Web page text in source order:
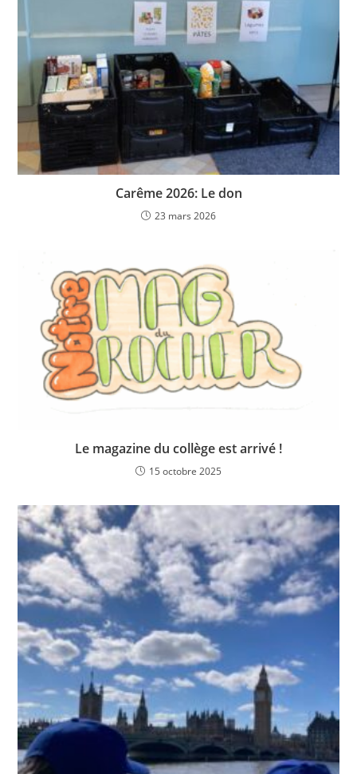
Carême 2026: Le don
23 mars 2026
Le magazine du collège est arrivé !
15 octobre 2025